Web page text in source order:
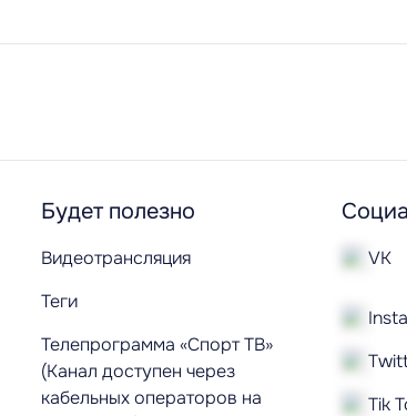
Будет полезно
Видеотрансляция
Теги
Телепрограмма «Спорт ТВ»
(Канал доступен через
кабельных операторов на
VK
Tik